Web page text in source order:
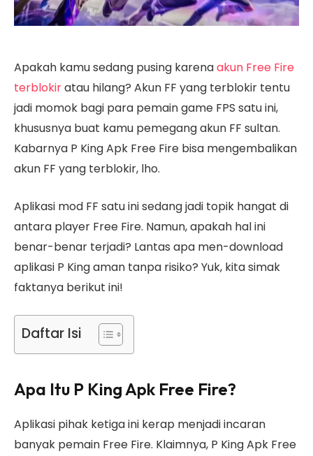
Apakah kamu sedang pusing karenaakun Free Fire
terblokiratau hilang? Akun FF yang terblokir tentu
jadi momok bagi para pemain game FPS satu ini,
khususnya buat kamu pemegang akun FF sultan.
Kabarnya P King Apk Free Fire bisa mengembalikan
akun FF yang terblokir, lho.
Aplikasi mod FF satu ini sedang jadi topik hangat di
antara player Free Fire. Namun, apakah hal ini
benar-benar terjadi? Lantas apa men-download
aplikasi P King aman tanpa risiko? Yuk, kita simak
faktanya berikut ini!
Daftar Isi
Apa Itu P King Apk Free Fire?
Aplikasi pihak ketiga ini kerap menjadi incaran
banyak pemain Free Fire. Klaimnya, P King Apk Free